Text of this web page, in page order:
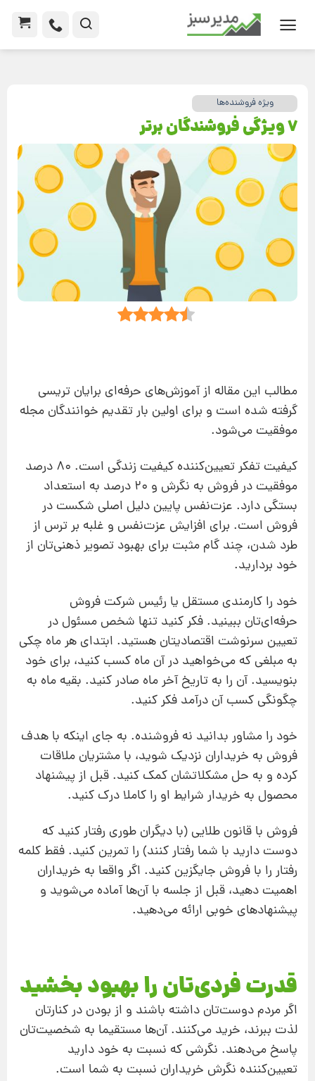
ویژه فروشنده‌ها
7 ویژگی فروشندگان برتر
مطالب این مقاله از آموزش‌های حرفه‌ای برایان تریسی
گرفته شده است و برای اولین بار تقدیم خوانندگان مجله
موفقیت می‌شود.
کیفیت تفکر تعیین‌کننده کیفیت زندگی است. 80 درصد
موفقیت در فروش به نگرش و 20 درصد به استعداد
بستگی دارد. عزت‌نفس پایین دلیل اصلی شکست در
فروش است. برای افزایش عزت‌نفس و غلبه بر ترس از
طرد شدن، چند گام مثبت برای بهبود تصویر ذهنی‌تان از
خود بردارید.
خود را کارمندی مستقل یا رئیس شرکت فروش
حرفه‌ای‌تان ببینید. فکر کنید تنها شخص مسئول در
تعیین سرنوشت اقتصادیتان هستید. ابتدای هر ماه چکی
به مبلغی که می‌خواهید در آن ماه کسب کنید، برای خود
بنویسید. آن را به تاریخ آخر ماه صادر کنید. بقیه ماه به
چگونگی کسب آن درآمد فکر کنید.
خود را مشاور بدانید نه فروشنده. به جای اینکه با هدف
فروش به خریداران نزدیک شوید، با مشتریان ملاقات
کرده و به حل مشکلاتشان کمک کنید. قبل از پیشنهاد
محصول به خریدار شرایط او را کاملا درک کنید.
فروش با قانون طلایی (با دیگران طوری رفتار کنید که
دوست دارید با شما رفتار کنند) را تمرین کنید. فقط کلمه
رفتار را با فروش جایگزین کنید. اگر واقعا به خریداران
اهمیت دهید، قبل از جلسه با آن‌ها آماده می‌شوید و
پیشنهادهای خوبی ارائه می‌دهید.
قدرت فردی‌تان را بهبود بخشید
اگر مردم دوست‌تان داشته باشند و از بودن در کنارتان
لذت ببرند، خرید می‌کنند. آن‌ها مستقیما به شخصیت‌تان
پاسخ می‌دهند. نگرشی که نسبت به خود دارید
تعیین‌کننده نگرش خریداران نسبت به شما است.